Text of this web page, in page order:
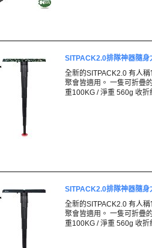
SITPACK2.0排隊神器隨身
全新的SITPACK2.0 有人
聚會皆適用。 一隻可折疊
重100KG / 淨重 560g 收折
SITPACK2.0排隊神器隨身
全新的SITPACK2.0 有人
聚會皆適用。 一隻可折疊
重100KG / 淨重 560g 收折